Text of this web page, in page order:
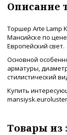
Описание
Торшер Arte Lamp
Мансийске по
Европейский свет.
Основной
арматуры,
стилистический
Купить
Товары из